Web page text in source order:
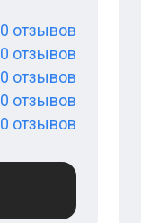
0 отзывов
0 отзывов
0 отзывов
0 отзывов
0 отзывов